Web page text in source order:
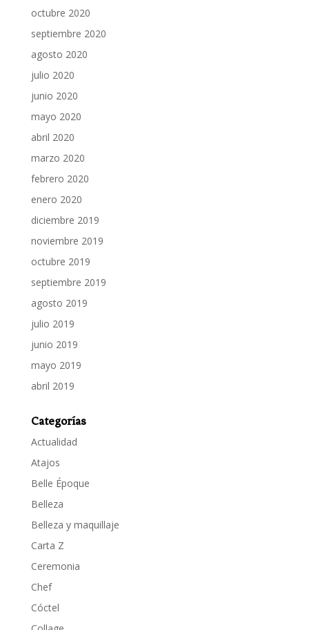
octubre 2020
septiembre 2020
agosto 2020
julio 2020
junio 2020
mayo 2020
abril 2020
marzo 2020
febrero 2020
enero 2020
diciembre 2019
noviembre 2019
octubre 2019
septiembre 2019
agosto 2019
julio 2019
junio 2019
mayo 2019
abril 2019
Categorías
Actualidad
Atajos
Belle Époque
Belleza
Belleza y maquillaje
Carta Z
Ceremonia
Chef
Cóctel